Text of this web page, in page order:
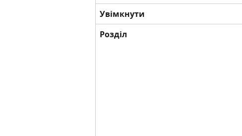
Увімкнути
Розділ